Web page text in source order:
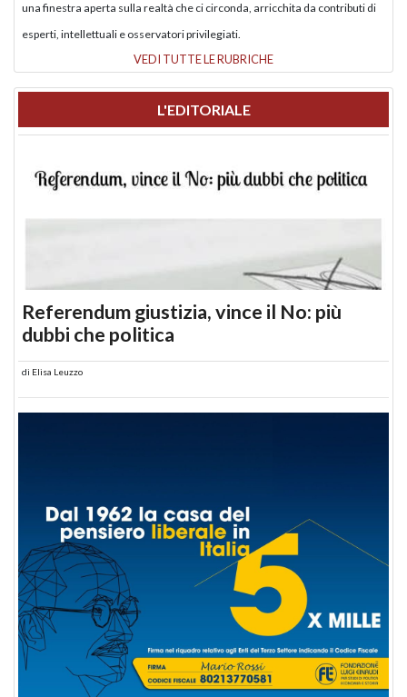
una finestra aperta sulla realtà che ci circonda, arricchita da contributi di
esperti, intellettuali e osservatori privilegiati.
VEDI TUTTE LE RUBRICHE
L'EDITORIALE
Referendum giustizia, vince il No: più
dubbi che politica
di Elisa Leuzzo